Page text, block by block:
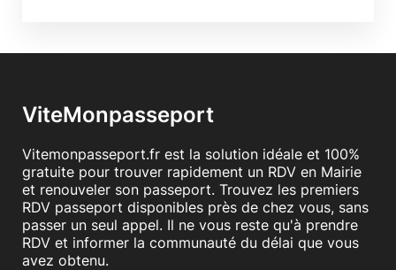
ViteMonpasseport
Vitemonpasseport.fr est la solution idéale et 100%
gratuite pour trouver rapidement un RDV en Mairie
et renouveler son passeport. Trouvez les premiers
RDV passeport disponibles près de chez vous, sans
passer un seul appel. Il ne vous reste qu'à prendre
RDV et informer la communauté du délai que vous
avez obtenu.